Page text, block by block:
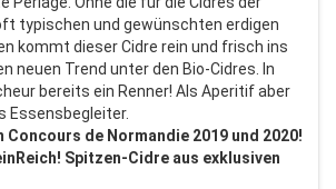
typischen und gewünschten erdigen
kommt dieser Cidre rein und frisch ins
neuen Trend unter den Bio-Cidres. In
bereits ein Renner! Als Aperitif aber
Essensbegleiter.
Concours de Normandie 2019 und 2020!
Spitzen-Cidre aus exklusiven